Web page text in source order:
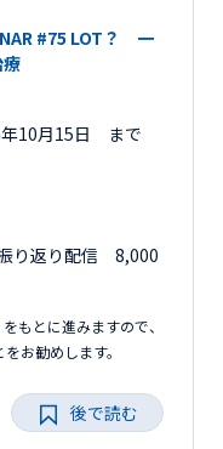
#75 LOT？ 一
年10月15日 まで
り返り配信 8,000
もとに進みますので、
お勧めします。
後で読む